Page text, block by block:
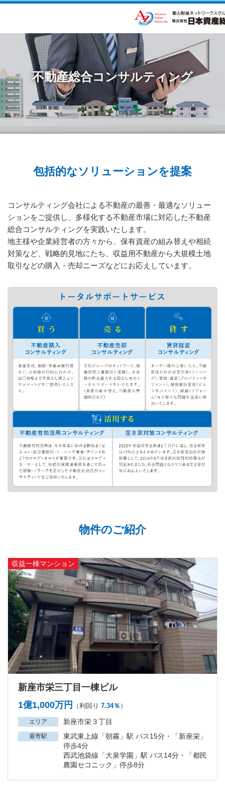
不動産総合コンサルティング
包括的なソリューションを提案
コンサルティング会社による不動産の最善・最適なソリュー
ションをご提供し、多様化する不動産市場に対応した不動産
総合コンサルティングを実践いたします。
地主様や企業経営者の方々から、保有資産の組み替えや相続
対策など、戦略的見地にたち、収益用不動産から大規模土地
取引などの購入・売却ニーズなどにお応えしています。
物件のご紹介
新座市栄三丁目一棟ビル
収益一棟マンション
1億1,000万円 （利回り 7.34％ ）
エリア 新座市栄３丁目
最寄駅
東武東上線「朝霧」駅 バス15分・「新座栄」
停歩4分
西武池袋線「大泉学園」駅 バス14分・「都民
農園セコニック」停歩8分